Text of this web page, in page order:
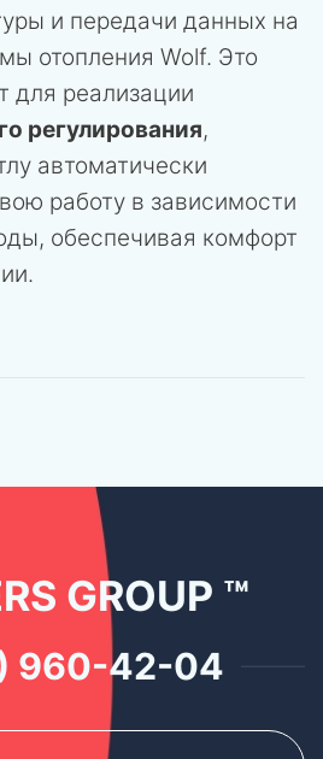
и передачи данных на
отопления Wolf. Это
для реализации
регулирования,
автоматически
работу в зависимости
обеспечивая комфорт
GROUP ™
960-42-04